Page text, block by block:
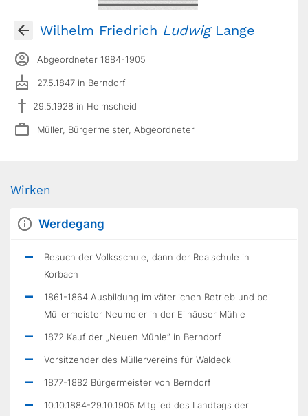
Wilhelm Friedrich LudwigLange
Abgeordneter 1884-1905
27.5.1847 in Berndorf
29.5.1928 in Helmscheid
Müller, Bürgermeister, Abgeordneter
Wirken
Werdegang
Besuch der Volksschule, dann der Realschule in
Korbach
1861-1864 Ausbildung im väterlichen Betrieb und bei
Müllermeister Neumeier in der Eilhäuser Mühle
1872 Kauf der „Neuen Mühle“ in Berndorf
Vorsitzender des Müllervereins für Waldeck
1877-1882 Bürgermeister von Berndorf
10.10.1884-29.10.1905 Mitglied des Landtags der